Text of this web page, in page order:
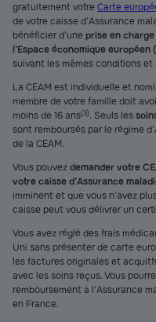
gratuitement votreCarte
de votre caisse d’Assurance
bénéficier d’uneprise en
l’Espace économique européen
suivant les mêmes conditions et
La CEAM est individuelle et
membre de votre famille doit
moins de 16 ans(3). Seuls les
sont remboursés par le régime
de la CEAM.
Vous pouvezdemander votre
votre caisse d’Assurance
imminent et que vous n’avez
caisse peut vous délivrer un
Vous avez réglé des frais
Uni sans présenter de carte
les factures originales et
avec les soins reçus. Vous
remboursement à l’Assurance
en France.